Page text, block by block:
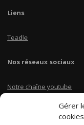
Gérer
cookies
Liens
Teadle
Nos réseaux sociaux
Notre chaîne youtube